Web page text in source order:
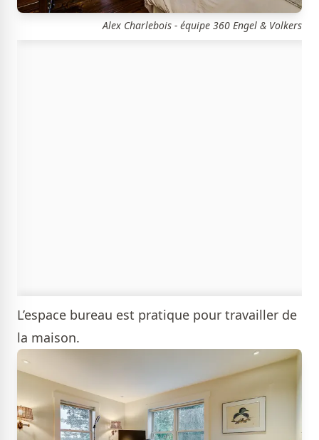
Alex Charlebois - équipe 360 Engel & Volkers
L’espace bureau est pratique pour travailler de
la maison.